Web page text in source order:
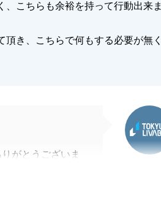
こちらも余裕を持って行動出来ま
頂き、こちらで何もする必要が無く
がとうございま
とができまし